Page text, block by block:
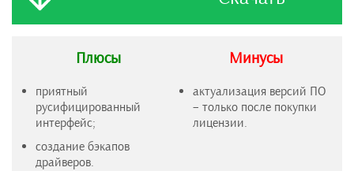
Плюсы
приятный
русифицированный
интерфейс;
создание бэкапов
драйверов.
Минусы
актуализация версий ПО
– только после покупки
лицензии.